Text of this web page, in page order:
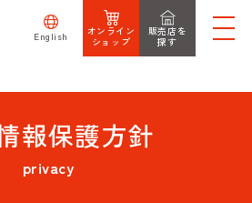
English
オンライン
ショップ
販売店を
探す
報保護方針
privacy